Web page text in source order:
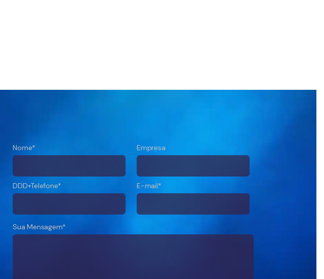
Nome* Empresa
DDD+Telefone* E-mail*
Sua Mensagem*